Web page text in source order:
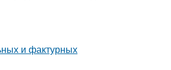
и фактурных